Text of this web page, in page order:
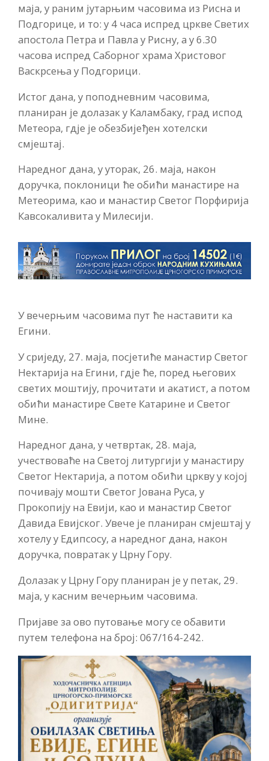
маја, у раним јутарњим часовима из Рисна и
Подгорице, и то: у 4 часа испред цркве Светих
апостола Петра и Павла у Рисну, а у 6.30
часова испред Саборног храма Христовог
Васкрсења у Подгорици.
Истог дана, у поподневним часовима,
планиран је долазак у Каламбаку, град испод
Метеора, гдје је обезбијеђен хотелски
смјештај.
Наредног дана, у уторак, 26. маја, након
доручка, поклоници ће обићи манастире на
Метеорима, као и манастир Светог Порфирија
Кавсокаливита у Милесији.
У вечерњим часовима пут ће наставити ка
Егини.
У сриједу, 27. маја, посјетиће манастир Светог
Нектарија на Егини, гдје ће, поред његових
светих моштију, прочитати и акатист, а потом
обићи манастире Свете Катарине и Светог
Мине.
Наредног дана, у четвртак, 28. маја,
учествоваће на Светој литургији у манастиру
Светог Нектарија, а потом обићи цркву у којој
почивају мошти Светог Јована Руса, у
Прокопију на Евији, као и манастир Светог
Давида Евијског. Увече је планиран смјештај у
хотелу у Едипсосу, а наредног дана, након
доручка, повратак у Црну Гору.
Долазак у Црну Гору планиран је у петак, 29.
маја, у касним вечерњим часовима.
Пријаве за ово путовање могу се обавити
путем телефона на број: 067/164-242.